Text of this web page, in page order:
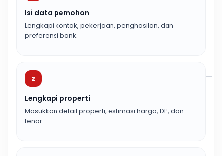
Isi data pemohon
Lengkapi kontak, pekerjaan, penghasilan, dan
preferensi bank.
2
Lengkapi properti
Masukkan detail properti, estimasi harga, DP, dan
tenor.